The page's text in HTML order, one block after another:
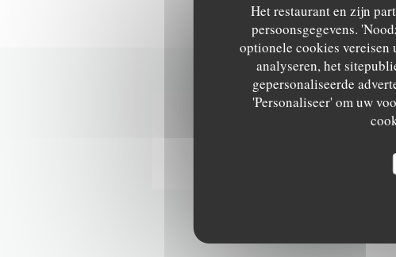
Het restaurant en zijn
persoonsgegevens.
optionele cookies vereisen
analyseren, het
gepersonaliseerde
'Personaliseer' om uw
01/12/2021
Beaux